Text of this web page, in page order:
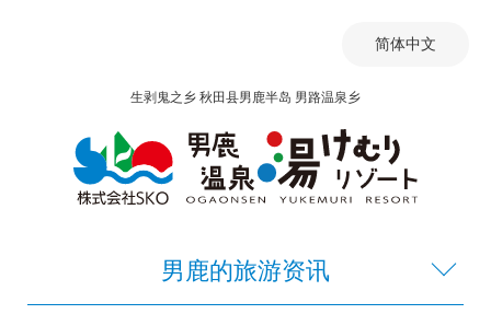
简体中文
生剥鬼之乡 秋田县男鹿半岛 男路温泉乡
男鹿的旅游资讯